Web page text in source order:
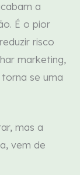
a
É o pior
risco
marketing,
se uma
mas a
vem de